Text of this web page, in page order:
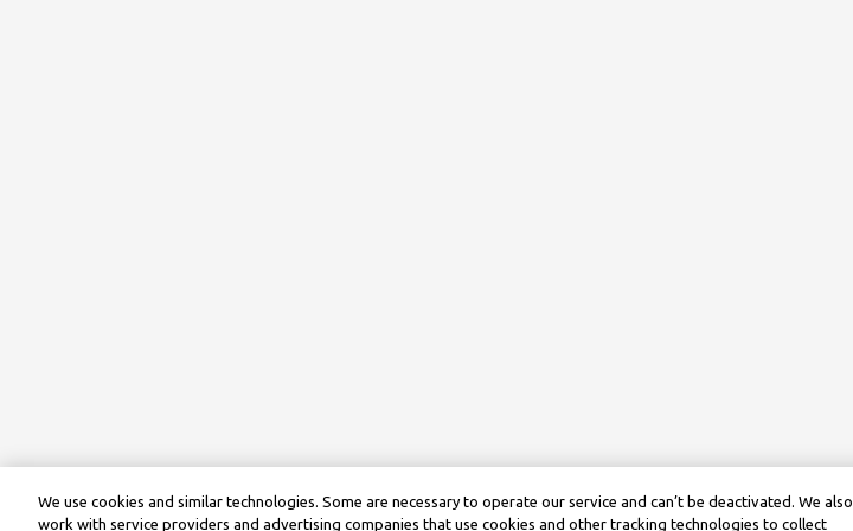
We use cookies and similar technologies. Some are necessary to operate our service and can’t be deactivated. We also
work with service providers and advertising companies that use cookies and other tracking technologies to collect